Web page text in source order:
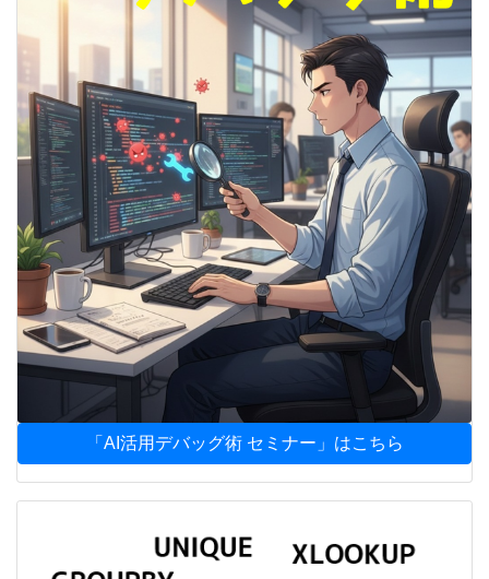
「AI活用デバッグ術 セミナー」はこちら